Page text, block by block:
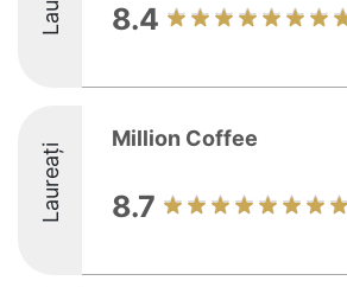
8.4
Laureați
Million Coffee
8.7